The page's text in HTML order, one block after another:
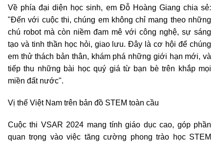
Về phía đại diện học sinh, em Đỗ Hoàng Giang chia sẻ:
"Đến với cuộc thi, chúng em không chỉ mang theo những
chú robot mà còn niềm đam mê với công nghệ, sự sáng
tạo và tinh thần học hỏi, giao lưu. Đây là cơ hội để chúng
em thử thách bản thân, khám phá những giới hạn mới, và
tiếp thu những bài học quý giá từ bạn bè trên khắp mọi
miền đất nước".
Vị thế Việt Nam trên bản đồ STEM toàn cầu
Cuộc thi VSAR 2024 mang tính giáo dục cao, góp phần
quan trọng vào việc tăng cường phong trào học STEM